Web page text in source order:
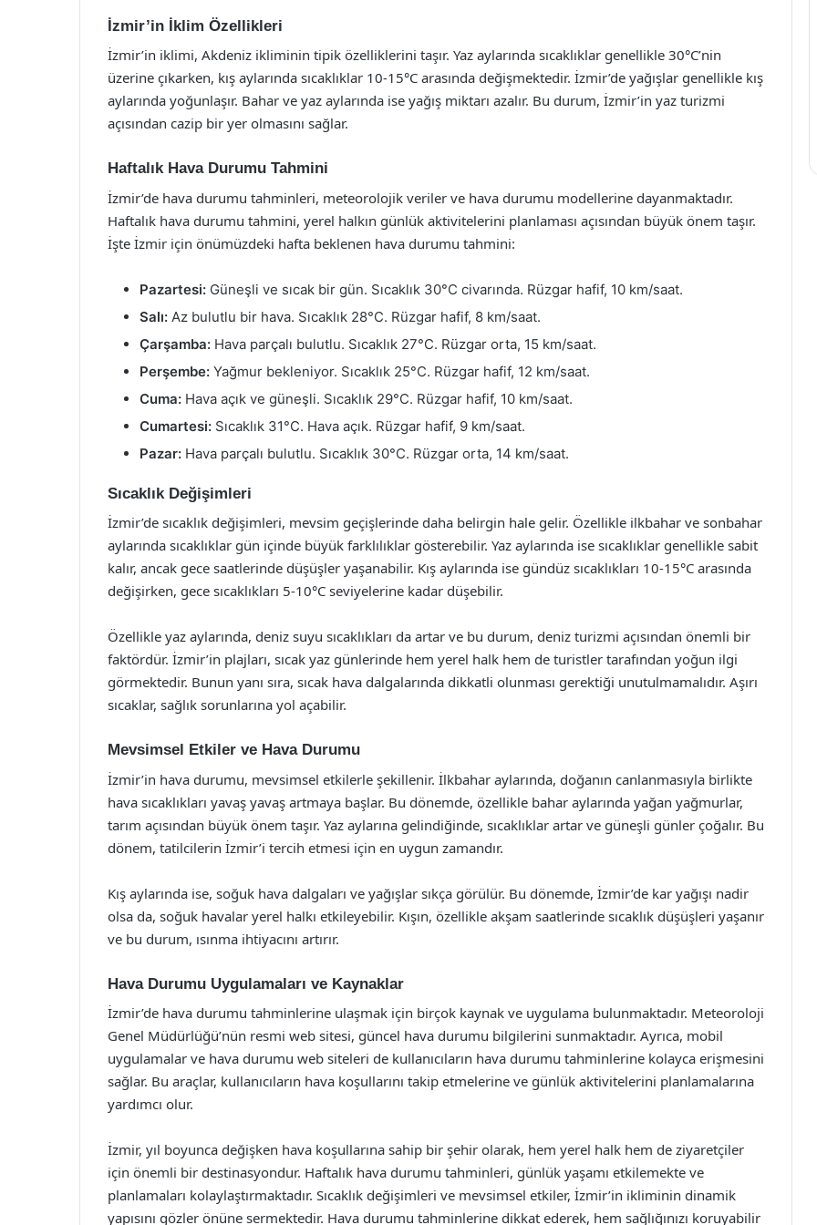
İzmir’in İklim Özellikleri
İzmir’in iklimi, Akdeniz ikliminin tipik özelliklerini taşır. Yaz aylarında sıcaklıklar genellikle 30°C’nin
üzerine çıkarken, kış aylarında sıcaklıklar 10-15°C arasında değişmektedir. İzmir’de yağışlar genellikle kış
aylarında yoğunlaşır. Bahar ve yaz aylarında ise yağış miktarı azalır. Bu durum, İzmir’in yaz turizmi
açısından cazip bir yer olmasını sağlar.
Haftalık Hava Durumu Tahmini
İzmir’de hava durumu tahminleri, meteorolojik veriler ve hava durumu modellerine dayanmaktadır.
Haftalık hava durumu tahmini, yerel halkın günlük aktivitelerini planlaması açısından büyük önem taşır.
İşte İzmir için önümüzdeki hafta beklenen hava durumu tahmini:
Pazartesi: Güneşli ve sıcak bir gün. Sıcaklık 30°C civarında. Rüzgar hafif, 10 km/saat.
Salı: Az bulutlu bir hava. Sıcaklık 28°C. Rüzgar hafif, 8 km/saat.
Çarşamba: Hava parçalı bulutlu. Sıcaklık 27°C. Rüzgar orta, 15 km/saat.
Perşembe: Yağmur bekleniyor. Sıcaklık 25°C. Rüzgar hafif, 12 km/saat.
Cuma: Hava açık ve güneşli. Sıcaklık 29°C. Rüzgar hafif, 10 km/saat.
Cumartesi: Sıcaklık 31°C. Hava açık. Rüzgar hafif, 9 km/saat.
Pazar: Hava parçalı bulutlu. Sıcaklık 30°C. Rüzgar orta, 14 km/saat.
Sıcaklık Değişimleri
İzmir’de sıcaklık değişimleri, mevsim geçişlerinde daha belirgin hale gelir. Özellikle ilkbahar ve sonbahar
aylarında sıcaklıklar gün içinde büyük farklılıklar gösterebilir. Yaz aylarında ise sıcaklıklar genellikle sabit
kalır, ancak gece saatlerinde düşüşler yaşanabilir. Kış aylarında ise gündüz sıcaklıkları 10-15°C arasında
değişirken, gece sıcaklıkları 5-10°C seviyelerine kadar düşebilir.
Özellikle yaz aylarında, deniz suyu sıcaklıkları da artar ve bu durum, deniz turizmi açısından önemli bir
faktördür. İzmir’in plajları, sıcak yaz günlerinde hem yerel halk hem de turistler tarafından yoğun ilgi
görmektedir. Bunun yanı sıra, sıcak hava dalgalarında dikkatli olunması gerektiği unutulmamalıdır. Aşırı
sıcaklar, sağlık sorunlarına yol açabilir.
Mevsimsel Etkiler ve Hava Durumu
İzmir’in hava durumu, mevsimsel etkilerle şekillenir. İlkbahar aylarında, doğanın canlanmasıyla birlikte
hava sıcaklıkları yavaş yavaş artmaya başlar. Bu dönemde, özellikle bahar aylarında yağan yağmurlar,
tarım açısından büyük önem taşır. Yaz aylarına gelindiğinde, sıcaklıklar artar ve güneşli günler çoğalır. Bu
dönem, tatilcilerin İzmir’i tercih etmesi için en uygun zamandır.
Kış aylarında ise, soğuk hava dalgaları ve yağışlar sıkça görülür. Bu dönemde, İzmir’de kar yağışı nadir
olsa da, soğuk havalar yerel halkı etkileyebilir. Kışın, özellikle akşam saatlerinde sıcaklık düşüşleri yaşanır
ve bu durum, ısınma ihtiyacını artırır.
Hava Durumu Uygulamaları ve Kaynaklar
İzmir’de hava durumu tahminlerine ulaşmak için birçok kaynak ve uygulama bulunmaktadır. Meteoroloji
Genel Müdürlüğü’nün resmi web sitesi, güncel hava durumu bilgilerini sunmaktadır. Ayrıca, mobil
uygulamalar ve hava durumu web siteleri de kullanıcıların hava durumu tahminlerine kolayca erişmesini
sağlar. Bu araçlar, kullanıcıların hava koşullarını takip etmelerine ve günlük aktivitelerini planlamalarına
yardımcı olur.
İzmir, yıl boyunca değişken hava koşullarına sahip bir şehir olarak, hem yerel halk hem de ziyaretçiler
için önemli bir destinasyondur. Haftalık hava durumu tahminleri, günlük yaşamı etkilemekte ve
planlamaları kolaylaştırmaktadır. Sıcaklık değişimleri ve mevsimsel etkiler, İzmir’in ikliminin dinamik
yapısını gözler önüne sermektedir. Hava durumu tahminlerine dikkat ederek, hem sağlığınızı koruyabilir